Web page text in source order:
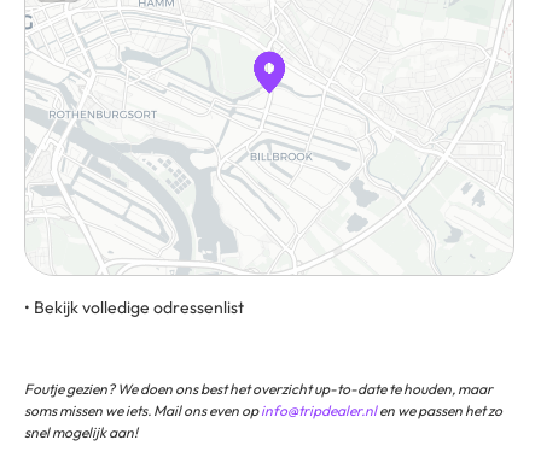
• Bekijk volledige odressenlist
Foutje gezien? We doen ons best het overzicht up-to-date te houden, maar
soms missen we iets. Mail ons even opinfo@tripdealer.nlen we passen het zo
snel mogelijk aan!